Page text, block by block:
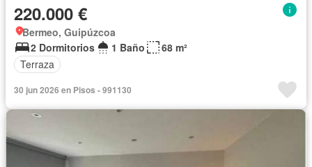
220.000 €
Bermeo, Guipúzcoa
2 Dormitorios
1 Baño
68 m²
Terraza
30 jun 2026 en Pisos - 991130